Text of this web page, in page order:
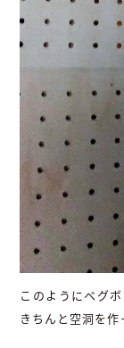
このようにペグ
きちんと空洞を